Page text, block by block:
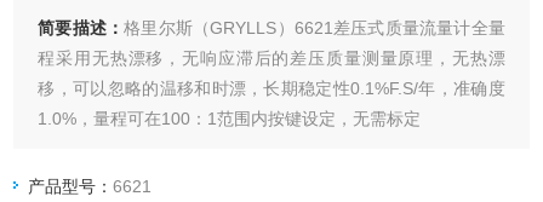
简要描述：格里尔斯（GRYLLS）6621差压式质量流量计全量
程采用无热漂移，无响应滞后的差压质量测量原理，无热漂
移，可以忽略的温移和时漂，长期稳定性0.1%F.S/年，准确度
1.0%，量程可在100：1范围内按键设定，无需标定
产品型号：6621